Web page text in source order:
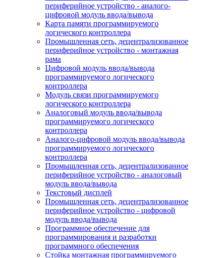
периферийное устройство - аналого-
цифровой модуль ввода/вывода
Карта памяти программируемого
логического контроллера
Промышленная сеть, децентрализованное
периферийное устройство - монтажная
рама
Цифровой модуль ввода/вывода
программируемого логического
контроллера
Модуль связи программируемого
логического контроллера
Аналоговый модуль ввода/вывода
программируемого логического
контроллера
Аналого-цифровой модуль ввода/вывода
программируемого логического
контроллера
Промышленная сеть, децентрализованное
периферийное устройство - аналоговый
модуль ввода/вывода
Текстовый дисплей
Промышленная сеть, децентрализованное
периферийное устройство - цифровой
модуль ввода/вывода
Программное обеспечение для
программирования и разработки
программного обеспечения
Стойка монтажная программируемого